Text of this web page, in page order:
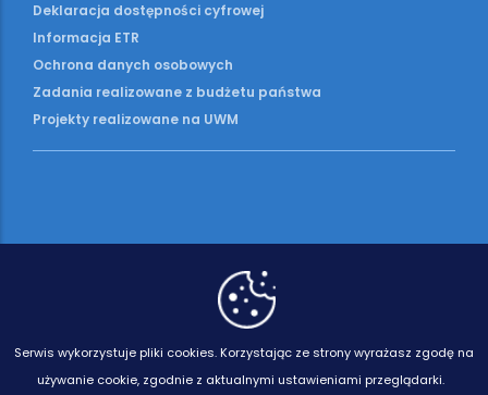
Deklaracja dostępności cyfrowej
Informacja ETR
Ochrona danych osobowych
Zadania realizowane z budżetu państwa
Projekty realizowane na UWM
Serwis wykorzystuje pliki cookies. Korzystając ze strony wyrażasz zgodę na
używanie cookie, zgodnie z aktualnymi ustawieniami przeglądarki.